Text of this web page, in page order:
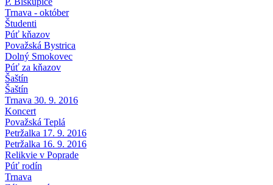
Trnava - október
Študenti
Púť kňazov
Považská Bystrica
Dolný Smokovec
Púť za kňazov
Šaštín
Šaštín
Trnava 30. 9. 2016
Koncert
Považská Teplá
Petržalka 17. 9. 2016
Petržalka 16. 9. 2016
Relikvie v Poprade
Púť rodín
Trnava